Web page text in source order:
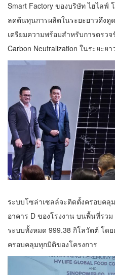
Smart Factory ของบริษัท ไฮไลฟ์
ลดต้นทุนการผลิตในระยะยาวดึงดู
เตรียมความพร้อมสำหรับการตรวจ
Carbon Neutralization ในระยะยา
ระบบโซล่าเซลล์จะติดตั้งครอบคลุ
อาคาร D ของโรงงาน บนพื้นที่รว
ระบบทั้งหมด 999.38 กิโลวัตต์ โด
ครอบคลุมทุกมิติของโครงการ